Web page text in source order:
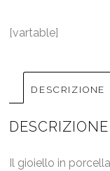
[vartable]
DESCRIZIONE
DESCRIZIONE
Il gioiello in